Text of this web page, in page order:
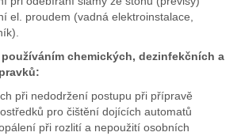
el. proudem (vadná elektroinstalace,
chemických, dezinfekčních a
při nedodržení postupu při přípravě
pro čištění dojících automatů
při rozlití a nepoužití osobních